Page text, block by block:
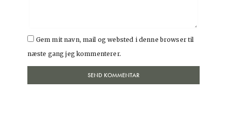
Gem mit navn, mail og websted i denne browser til
næste gang jeg kommenterer.